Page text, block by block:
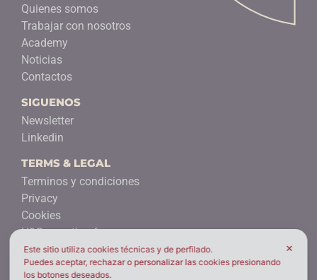
Quienes somos
Trabajar con nosotros
Academy
Noticias
Contactos
SIGUENOS
Newsletter
Linkedin
TERMS & LEGAL
Terminos y condiciones
Privacy
Cookies
H&S reporting form
Health safety policy
Report management
✕
Este sitio utiliza cookies técnicas y de perfilado.
Puedes aceptar, rechazar o personalizar las cookies presionando
los botones deseados.